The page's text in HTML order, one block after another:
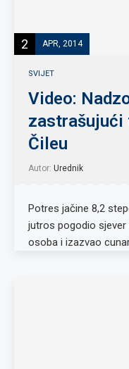
2 APR, 2014
SVIJET
Video:
zastrašujući
Čileu
Autor: Urednik
Potres jačine 8,2
jutros pogodio sjever
osoba i izazvao